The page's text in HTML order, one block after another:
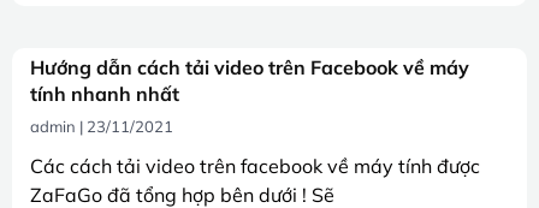
Hướng dẫn cách tải video trên Facebook về máy
tính nhanh nhất
admin 23/11/2021
Các cách tải video trên facebook về máy tính được
ZaFaGo đã tổng hợp bên dưới ! Sẽ